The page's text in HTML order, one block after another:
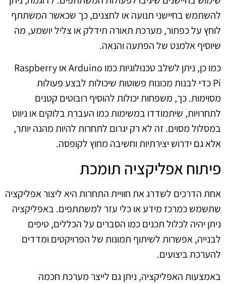
להשתמש בחיישני תנועה או לחצנים, כך שכאשר המשתתף
לוחץ על כפתור, מערכת תאורה תידלק או צליל יושמע, מה
שיוסיף אלמנט של הפתעה והנאה.
כמו כן, ניתן לשלב טכנולוגיות כמו Arduino או Raspberry
Pi כדי לבנות מכונות פשוטות שיכולות לבצע פעולות
מסוימות. כך, משפחות יכולות להוסיף רובוטים קטנים
לתחרויות, שיתמודדו במשימות כמו העברת בלוקים או ניווט
במסלול מסוים. זה לא רק יגרום לתחרות להיות מהנה יותר,
אלא גם ידרוש יצירתיות וחשיבה מחוץ לקופסה.
פיתוח אפליקציה תומכת
אחת הדרכים לשדרג את חוויית התחרות היא ליצור אפליקציה
שתשמש כמרכז מידע או כלי עזר למשתתפים. באפליקציה
ניתן יהיה לכלול תכנים כמו הסברים על הכללים, טיפים
לבנייה, אפשרות לשיתוף תמונות של הפרויקטים ומדדים
להערכת ביצועים.
באמצעות האפליקציה, ניתן גם לייצר מערכת חכמה